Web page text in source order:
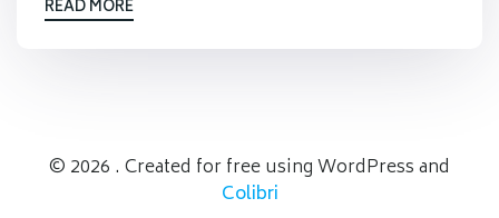
READ MORE
© 2026 . Created for free using WordPress and
Colibri